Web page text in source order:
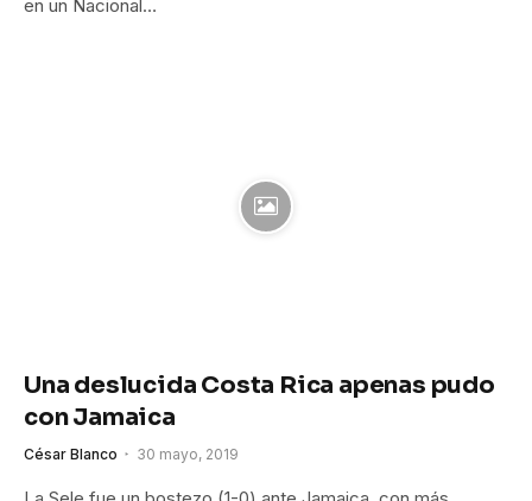
en un Nacional…
Una deslucida Costa Rica apenas pudo
con Jamaica
César Blanco 30 mayo, 2019